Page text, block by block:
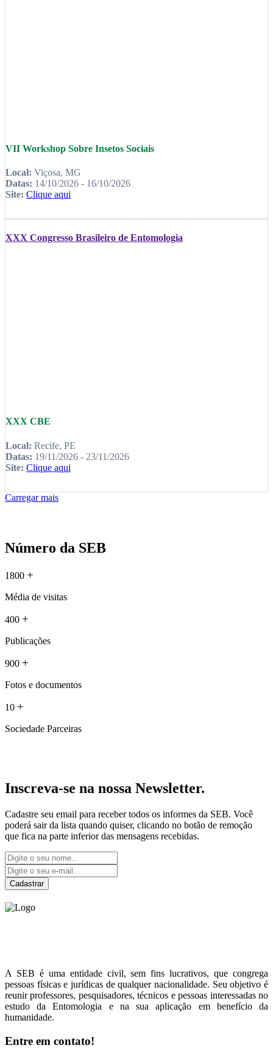
VII Workshop Sobre Insetos Sociais
Local: Viçosa, MG
Datas: 14/10/2026 - 16/10/2026
Site: Clique aqui
XXX Congresso Brasileiro de Entomologia
XXX CBE
Local: Recife, PE
Datas: 19/11/2026 - 23/11/2026
Site: Clique aqui
Carregar mais
Número da SEB
1800 +
Média de visitas
400 +
Publicações
900 +
Fotos e documentos
10 +
Sociedade Parceiras
Inscreva-se na nossa Newsletter.
Cadastre seu email para receber todos os informes da SEB. Você
poderá sair da lista quando quiser, clicando no botão de remoção
que fica na parte inferior das mensagens recebidas.
Cadastrar
A SEB é uma entidade civil, sem fins lucrativos, que congrega
pessoas físicas e jurídicas de qualquer nacionalidade. Seu objetivo é
reunir professores, pesquisadores, técnicos e pessoas interessadas no
estudo da Entomologia e na sua aplicação em benefício da
humanidade.
Entre em contato!